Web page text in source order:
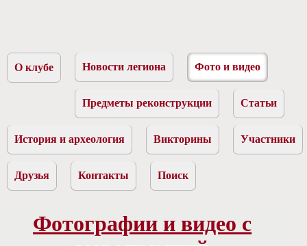
О клубе Новости легиона Фото и видео
Предметы реконструкции Статьи
История и археология Викторины Участники
Друзья Контакты Поиск
Фотографии и видео с